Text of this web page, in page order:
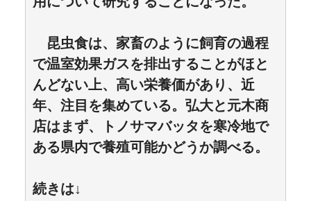
昆虫食は、家畜のように飼育の過程
で温室効果ガスを排出することがほと
んどない上、高い栄養価があり、近
年、注目を集めている。弘大と元木商
店はまず、トノサマバッタを寒冷地で
ある県内で養殖可能かどうか調べる。
続きは↓